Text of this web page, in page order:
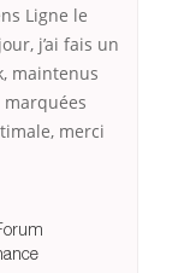
Ligne le
j’ai fais un
maintenus
marquées
merci